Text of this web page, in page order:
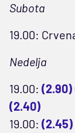
Subota
19.00:
Nedelja
19.00: (2.90)
(2.40)
19.00: (2.45)